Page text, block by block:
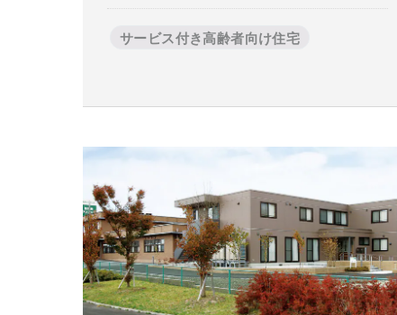
サービス付き高齢者向け住宅